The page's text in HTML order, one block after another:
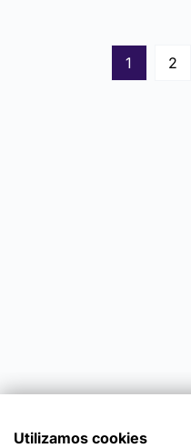
1 2
Utilizamos cookies